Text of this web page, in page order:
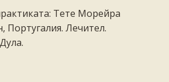
Тете Морейра
Португалия. Лечител.